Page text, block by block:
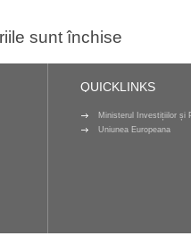
sunt închise
Noul
Solicitantului-
Conditii
QUICKLINKS
Ministerul Investițiilor și
Uniunea Europeana